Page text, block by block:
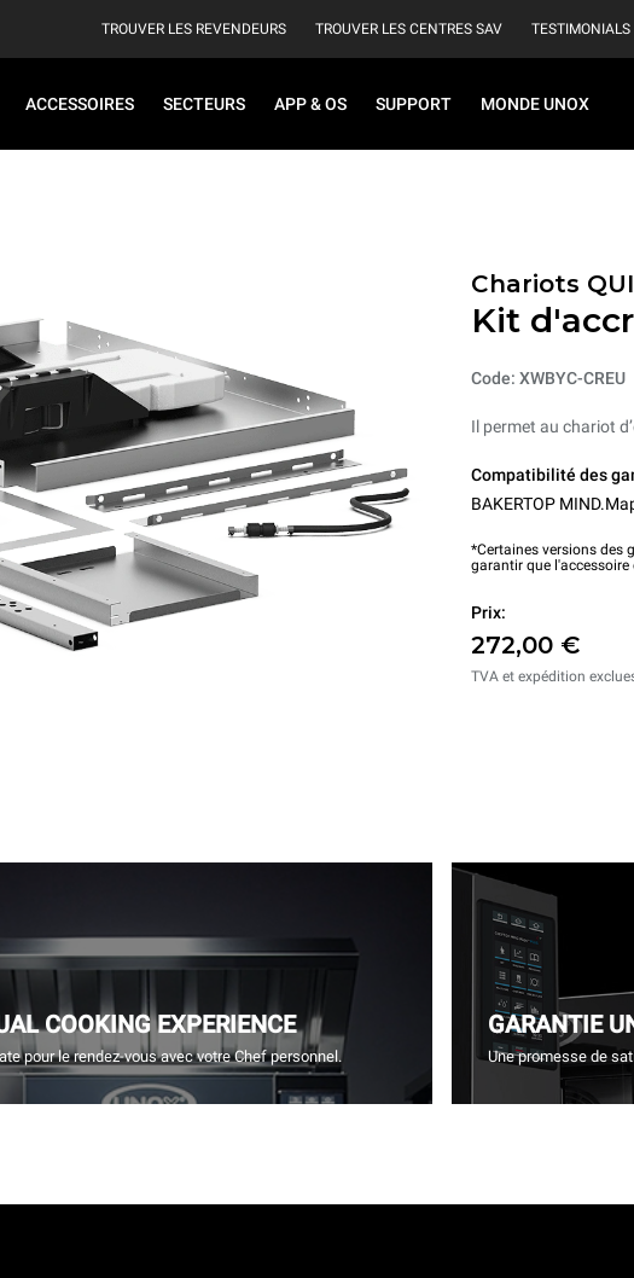
TROUVER LES REVENDEURS TROUVER LES CENTRES SAV TESTIMONIALS
ACCESSOIRES SECTEURS APP & OS SUPPORT MONDE UNOX
Chariots
Kit
Code: XWBYC-CREU
Il permet au chariot
Compatibilité des
BAKERTOP
*Certaines versions des
garantir que l'accessoire
Prix:
272,00 €
TVA et expédition
COOKING EXPERIENCE
pour le rendez-vous avec votre Chef personnel.
GARANTIE
Une promesse de